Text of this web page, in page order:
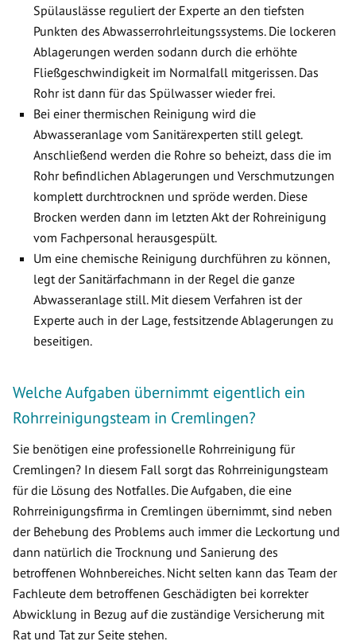
Spülauslässe reguliert der Experte an den tiefsten
Punkten des Abwasserrohrleitungssystems. Die lockeren
Ablagerungen werden sodann durch die erhöhte
Fließgeschwindigkeit im Normalfall mitgerissen. Das
Rohr ist dann für das Spülwasser wieder frei.
Bei einer thermischen Reinigung wird die
Abwasseranlage vom Sanitärexperten still gelegt.
Anschließend werden die Rohre so beheizt, dass die im
Rohr befindlichen Ablagerungen und Verschmutzungen
komplett durchtrocknen und spröde werden. Diese
Brocken werden dann im letzten Akt der Rohreinigung
vom Fachpersonal herausgespült.
Um eine chemische Reinigung durchführen zu können,
legt der Sanitärfachmann in der Regel die ganze
Abwasseranlage still. Mit diesem Verfahren ist der
Experte auch in der Lage, festsitzende Ablagerungen zu
beseitigen.
Welche Aufgaben übernimmt eigentlich ein
Rohrreinigungsteam in Cremlingen?
Sie benötigen eine professionelle Rohrreinigung für
Cremlingen? In diesem Fall sorgt das Rohrreinigungsteam
für die Lösung des Notfalles. Die Aufgaben, die eine
Rohrreinigungsfirma in Cremlingen übernimmt, sind neben
der Behebung des Problems auch immer die Leckortung und
dann natürlich die Trocknung und Sanierung des
betroffenen Wohnbereiches. Nicht selten kann das Team der
Fachleute dem betroffenen Geschädigten bei korrekter
Abwicklung in Bezug auf die zuständige Versicherung mit
Rat und Tat zur Seite stehen.